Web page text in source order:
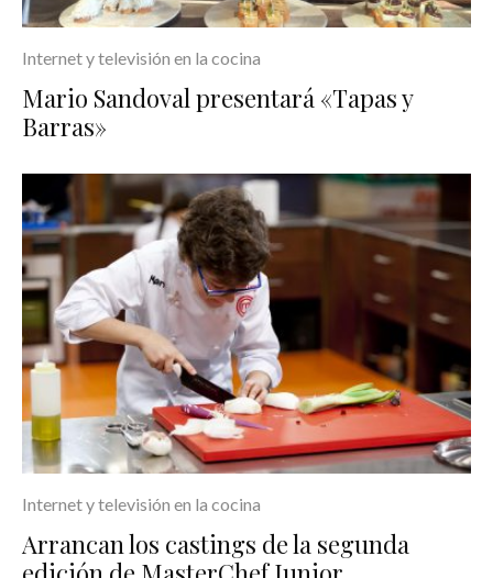
Internet y televisión en la cocina
Mario Sandoval presentará «Tapas y
Barras»
Internet y televisión en la cocina
Arrancan los castings de la segunda